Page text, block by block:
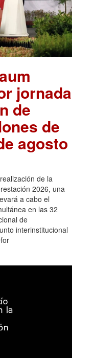
jornada
de
de
agosto
de la
2026, una
a cabo el
en las 32
de
interinstitucional